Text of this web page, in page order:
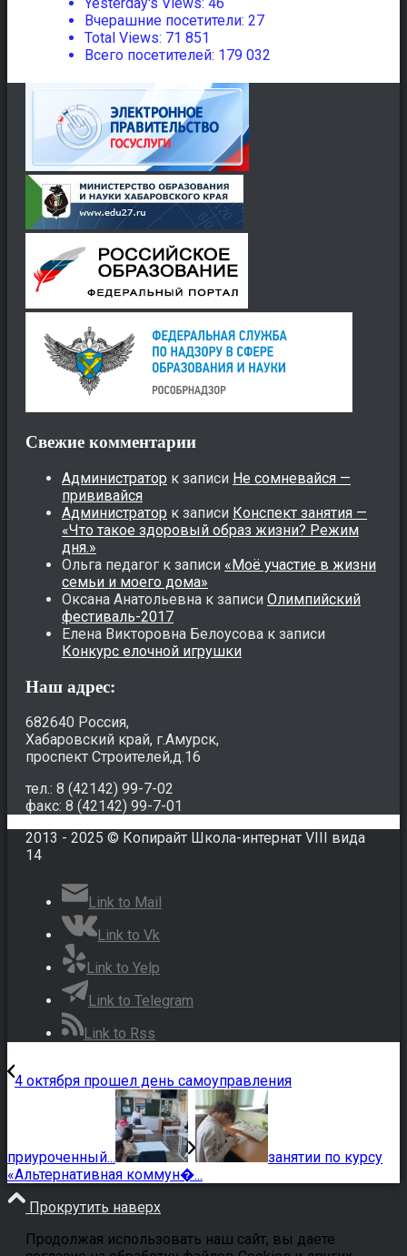
Вчерашние посетители: 27
Total Views: 71 851
Всего посетителей: 179 032
Свежие комментарии
Администратор к записи Не сомневайся —
прививайся
Администратор к записи Конспект занятия —
«Что такое здоровый образ жизни? Режим
дня.»
Ольга педагог к записи «Моё участие в жизни
семьи и моего дома»
Оксана Анатольевна к записи Олимпийский
фестиваль-2017
Елена Викторовна Белоусова к записи
Конкурс елочной игрушки
Наш адрес:
682640 Россия,
Хабаровский край, г.Амурск,
проспект Строителей,д.16
тел.: 8 (42142) 99-7-02
факс: 8 (42142) 99-7-01
2013 - 2025 © Копирайт Школа-интернат VIII вида
14
Link to Mail
Link to Vk
Link to Yelp
Link to Telegram
Link to Rss
4 октября прошел день самоуправления
приуроченный...
занятии по курсу
«Альтернативная коммун�...
Прокрутить наверх
Продолжая использовать наш сайт, вы даете